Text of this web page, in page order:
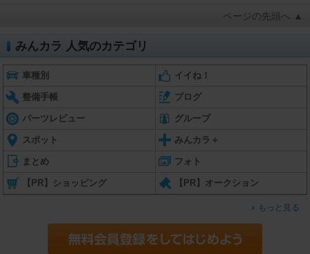
ページの先頭へ ▲
みんカラ 人気のカテゴリ
車種別 イイね！
整備手帳 ブログ
パーツレビュー グループ
スポット みんカラ＋
まとめ フォト
【PR】ショッピング 【PR】オークション
もっと見る